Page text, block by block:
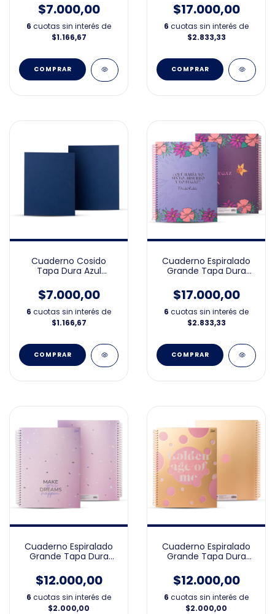
$7.000,00
6 cuotas sin interés de
$1.166,67
$17.000,00
6 cuotas sin interés de
$2.833,33
Cuaderno Cosido
Tapa Dura Azul
$7.000,00
6 cuotas sin interés de
$1.166,67
Cuaderno Espiralado
Grande Tapa Dura
$17.000,00
6 cuotas sin interés de
$2.833,33
Cuaderno Espiralado
Grande Tapa Dura
$12.000,00
6 cuotas sin interés de
$2.000,00
Cuaderno Espiralado
Grande Tapa Dura
$12.000,00
6 cuotas sin interés de
$2.000,00